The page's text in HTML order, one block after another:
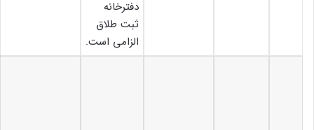
دفترخانه
ثبت طلاق
الزامی است.